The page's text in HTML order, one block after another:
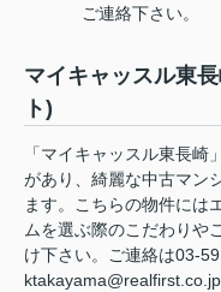
ご連絡下さい。
マイキャッスル東
ト)
「マイキャッスル東長
があり、綺麗な中古マン
ます。こちらの物件には
ムを選ぶ際のこだわりや
け下さい。ご連絡は03-